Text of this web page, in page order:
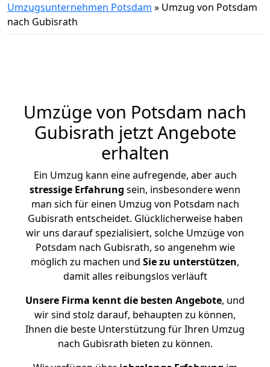
Umzugsunternehmen Potsdam » Umzug von Potsdam
nach Gubisrath
Umzüge von Potsdam nach
Gubisrath jetzt Angebote
erhalten
Ein Umzug kann eine aufregende, aber auch
stressige Erfahrung sein, insbesondere wenn
man sich für einen Umzug von Potsdam nach
Gubisrath entscheidet. Glücklicherweise haben
wir uns darauf spezialisiert, solche Umzüge von
Potsdam nach Gubisrath, so angenehm wie
möglich zu machen und Sie zu unterstützen,
damit alles reibungslos verläuft
Unsere Firma kennt die besten Angebote, und
wir sind stolz darauf, behaupten zu können,
Ihnen die beste Unterstützung für Ihren Umzug
nach Gubisrath bieten zu können.